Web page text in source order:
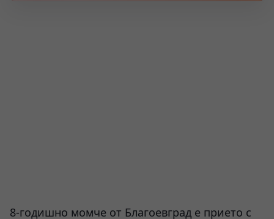
8-годишно момче от Благоевград е прието с